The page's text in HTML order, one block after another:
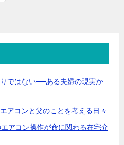
ではない──ある夫婦の現実か
アコンと父のことを考える日々
アコン操作が命に関わる在宅介